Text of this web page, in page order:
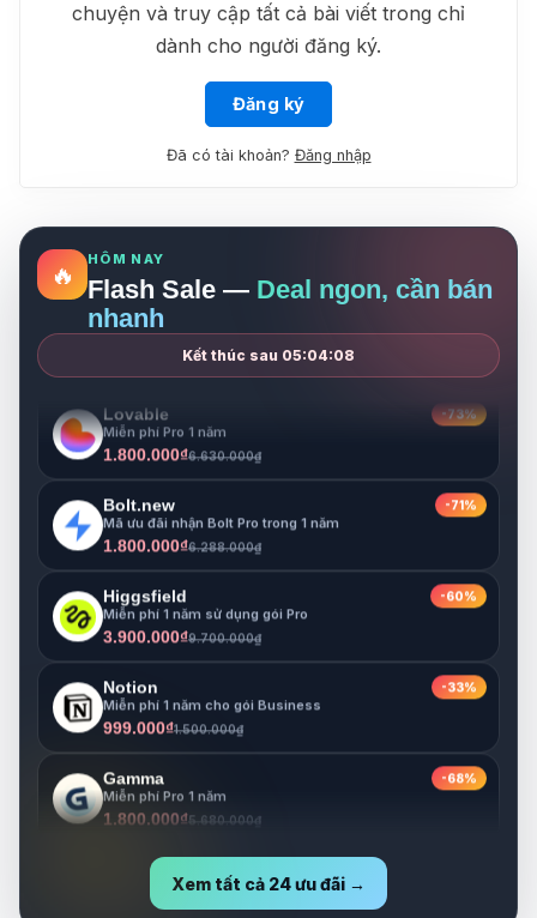
chuyện và truy cập tất cả bài viết trong chỉ
dành cho người đăng ký.
Đăng ký
Đã có tài khoản? Đăng nhập
🔥
HÔM NAY
Flash Sale — Deal ngon, cần bán
nhanh
Kết thúc sau 05:04:07
Bolt.new
Mã ưu đãi nhận Bolt Pro trong 1 năm
3.900.000₫
999.000₫
Gamma
Miễn phí Pro 1 năm
1.800.000₫5.680.000₫
Miễn phí Pro 1 năm
1.800.000₫ 6.630.000₫
-71%
Mã ưu đãi nhận Bolt Pro trong 1 năm
1.800.000₫6.288.000₫
-60%
Miễn phí 1 năm sử dụng gói Pro
3.900.000₫9.700.000₫
-33%
Miễn phí 1 năm cho gói Business
999.000₫1.500.000₫
-68%
Miễn phí Pro 1 năm
1.800.000₫ 5.680.000₫
Lovable
Miễn phí Pro 1 năm
1.800.000₫
Xem tất cả 24 ưu đãi →